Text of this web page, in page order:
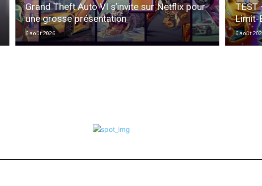
Grand Theft Auto VI s’invite sur Netflix pour
une grosse présentation
6 août 2026
TEST
Limit-
6 août